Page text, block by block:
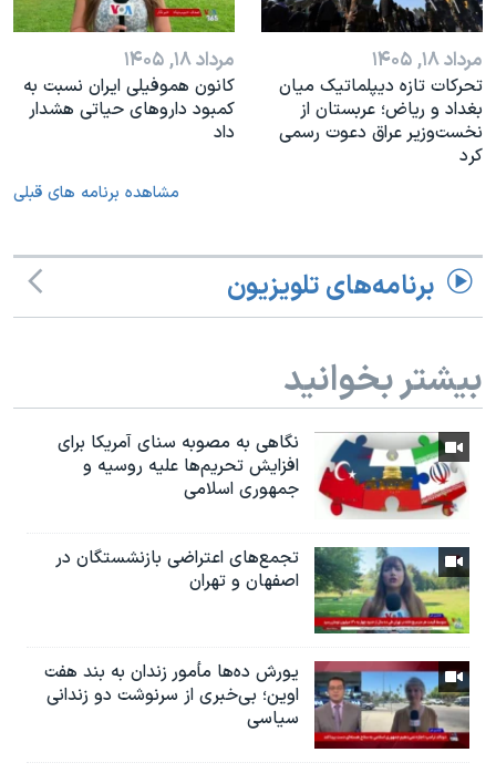
مرداد ۱۸, ۱۴۰۵
تحرکات تازه دیپلماتیک میان
بغداد و ریاض؛ عربستان از
نخست‌وزیر عراق دعوت رسمی
کرد
مرداد ۱۸, ۱۴۰۵
کانون هموفیلی ایران نسبت به
کمبود داروهای حیاتی هشدار
داد
مشاهده برنامه های قبلی
برنامه‌های تلویزیون
بیشتر بخوانید
نگاهی به مصوبه سنای آمریکا برای
افزایش تحریم‌ها علیه روسیه و
جمهوری اسلامی
تجمع‌های اعتراضی بازنشستگان در
اصفهان و تهران
یورش ده‌ها مأمور زندان به بند هفت
اوین؛ بی‌خبری از سرنوشت دو زندانی
سیاسی